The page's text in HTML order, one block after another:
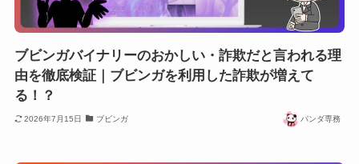
ブビンガバイナリーのおかしい・詐欺だと言われる理
由を徹底検証｜ブビンガを利用した詐欺が増えて
る！？
2026年7月15日 ブビンガ パンダ専務